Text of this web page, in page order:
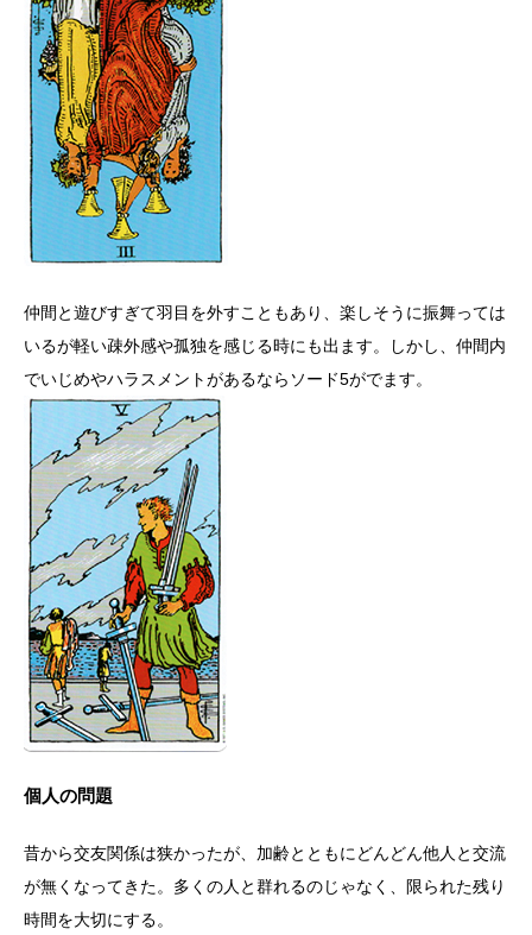
仲間と遊びすぎて羽目を外すこともあり、楽しそうに振舞っては
いるが軽い疎外感や孤独を感じる時にも出ます。しかし、仲間内
でいじめやハラスメントがあるならソード5がでます。
個人の問題
昔から交友関係は狭かったが、加齢とともにどんどん他人と交流
が無くなってきた。多くの人と群れるのじゃなく、限られた残り
時間を大切にする。